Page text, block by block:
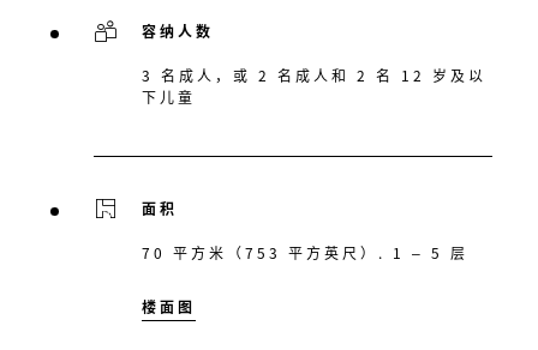
容纳人数
3 名成人，或 2 名成人和 2 名 12 岁及以
下儿童
面积
70 平方米（753 平方英尺）. 1 – 5 层
楼面图